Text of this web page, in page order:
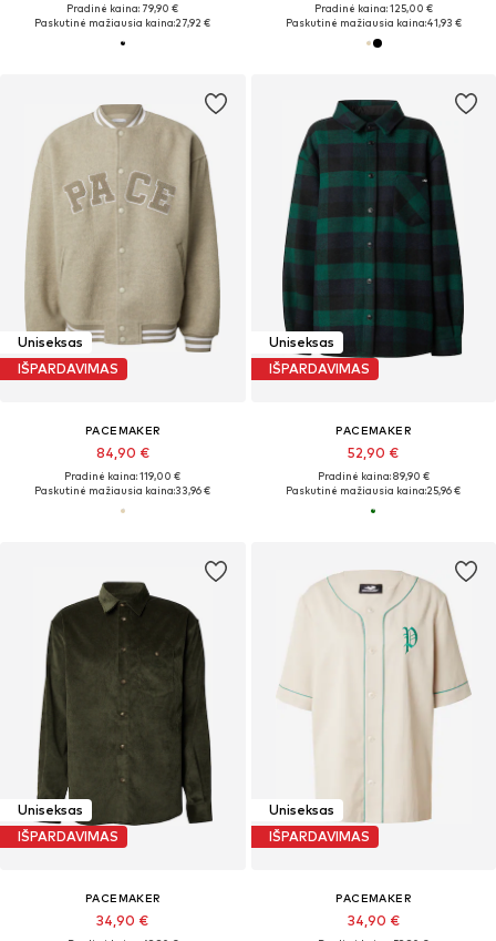
Pradinė kaina: 79,90 €
Paskutinė mažiausia kaina:27,92 €
Pradinė kaina: 125,00 €
Paskutinė mažiausia kaina:41,93 €
Uniseksas
IŠPARDAVIMAS
PACEMAKER
84,90 €
Pradinė kaina: 119,00 €
Paskutinė mažiausia kaina:33,96 €
Uniseksas
IŠPARDAVIMAS
PACEMAKER
52,90 €
Pradinė kaina: 89,90 €
Paskutinė mažiausia kaina:25,96 €
Uniseksas
IŠPARDAVIMAS
PACEMAKER
34,90 €
Uniseksas
IŠPARDAVIMAS
PACEMAKER
34,90 €